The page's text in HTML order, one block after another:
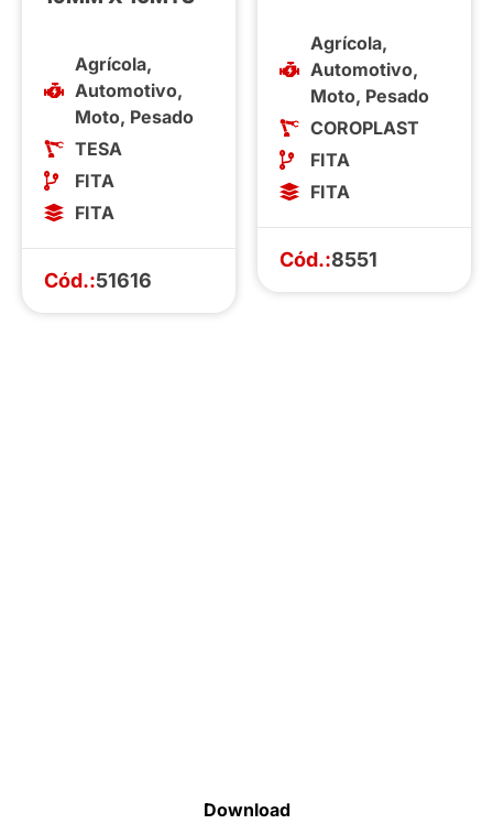
Agrícola,
Automotivo,
Moto, Pesado
TESA
FITA
FITA
Cód.:51616
Agrícola,
Automotivo,
Moto, Pesado
COROPLAST
FITA
FITA
Cód.:8551
Download